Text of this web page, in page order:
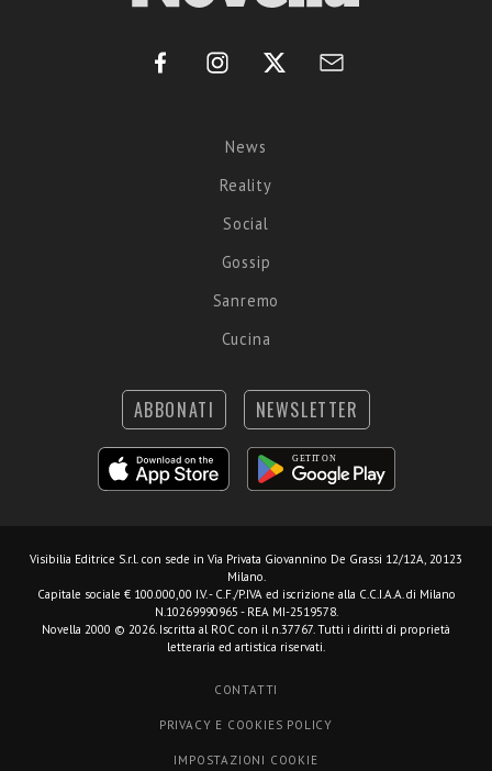
News
Reality
Social
Gossip
Sanremo
Cucina
ABBONATI NEWSLETTER
Visibilia Editrice S.r.l. con sede in Via Privata Giovannino De Grassi 12/12A, 20123
Milano.
Capitale sociale € 100.000,00 I.V. - C.F./P.IVA ed iscrizione alla C.C.I.A.A. di Milano
N.10269990965 - REA MI-2519578.
Novella 2000 © 2026. Iscritta al ROC con il n.37767. Tutti i diritti di proprietà
letteraria ed artistica riservati.
CONTATTI
PRIVACY E COOKIES POLICY
IMPOSTAZIONI COOKIE